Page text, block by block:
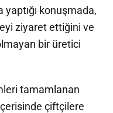
konuşmada,
ziyaret ettiğini ve
bir üretici
tamamlanan
çiftçilere